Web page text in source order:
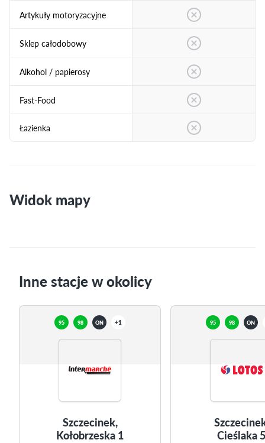
Artykuły motoryzacyjne
Sklep całodobowy
Alkohol / papierosy
Fast-Food
Łazienka
Widok mapy
Inne stacje w okolicy
95 98 ON +1
Szczecinek,
Kołobrzeska 1
95 98 ON
Cieślaka 5